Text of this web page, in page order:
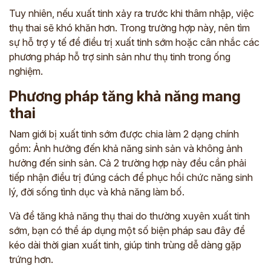
Tuy nhiên, nếu xuất tinh xảy ra trước khi thâm nhập, việc
thụ thai sẽ khó khăn hơn. Trong trường hợp này, nên tìm
sự hỗ trợ y tế để điều trị xuất tinh sớm hoặc cân nhắc các
phương pháp hỗ trợ sinh sản như thụ tinh trong ống
nghiệm.
Phương pháp tăng khả năng mang
thai
Nam giới bị xuất tinh sớm được chia làm 2 dạng chính
gồm: Ảnh hưởng đến khả năng sinh sản và không ảnh
hưởng đến sinh sản. Cả 2 trường hợp này đều cần phải
tiếp nhận điều trị đúng cách để phục hồi chức năng sinh
lý, đời sống tình dục và khả năng làm bố.
Và để tăng khả năng thụ thai do thường xuyên xuất tinh
sớm, bạn có thể áp dụng một số biện pháp sau đây để
kéo dài thời gian xuất tinh, giúp tinh trùng dễ dàng gặp
trứng hơn.